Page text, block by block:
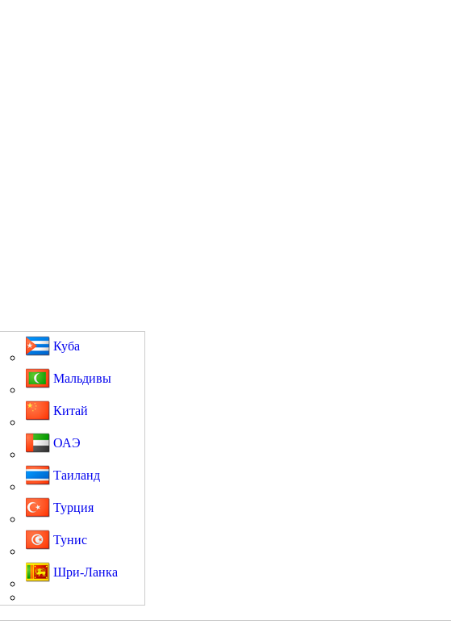
Куба
Мальдивы
Китай
ОАЭ
Таиланд
Турция
Тунис
Шри-Ланка